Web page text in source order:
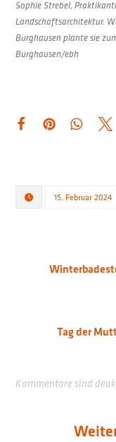
Sophie Strebel,
Landschaftsarchitektur.
Burghausen plante sie
Burghausen/ebh
15. Februar 2024
Tag der
Kommentare sind